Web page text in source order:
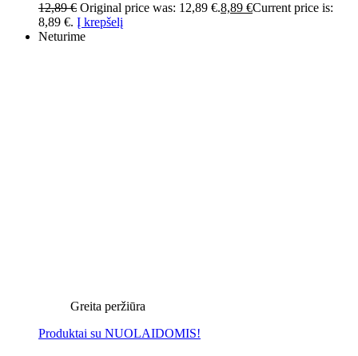
12,89€ Original price was: 12,89 €.8,89 €Current price is:
8,89 €. Į krepšelį
Neturime
Greita peržiūra
Produktai su NUOLAIDOMIS!